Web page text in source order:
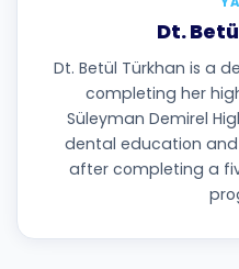
Dt.
Dt. Betül Türkhan is a
completing her
Süleyman Demirel
dental education
after completing a